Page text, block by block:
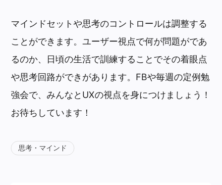
マインドセットや思考のコントロールは調整する
ことができます。ユーザー視点で何が問題がであ
るのか、日頃の生活で訓練することでその着眼点
や思考回路ができがあります。FBや毎週の定例勉
強会で、みんなとUXの視点を身につけましょう！
お待ちしています！
思考・マインド